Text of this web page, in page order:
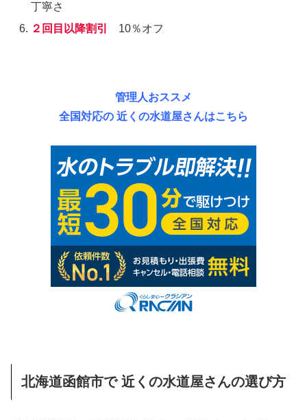
丁寧さ
２回目以降割引
10％オフ
管理人おススメ
全国対応の 近くの水道屋さんはこちら
北海道函館市で 近くの水道屋さんの選び方